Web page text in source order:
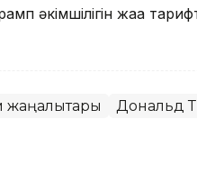
әкімшілігін жаңа
Дональд